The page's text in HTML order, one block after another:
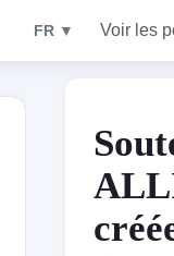
FR ▼ Voir les